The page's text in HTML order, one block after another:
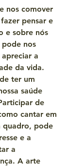
nos comover
pensar e
e sobre nós
pode nos
a
da vida.
ter um
saúde
de
cantar em
quadro, pode
e a
a
A arte